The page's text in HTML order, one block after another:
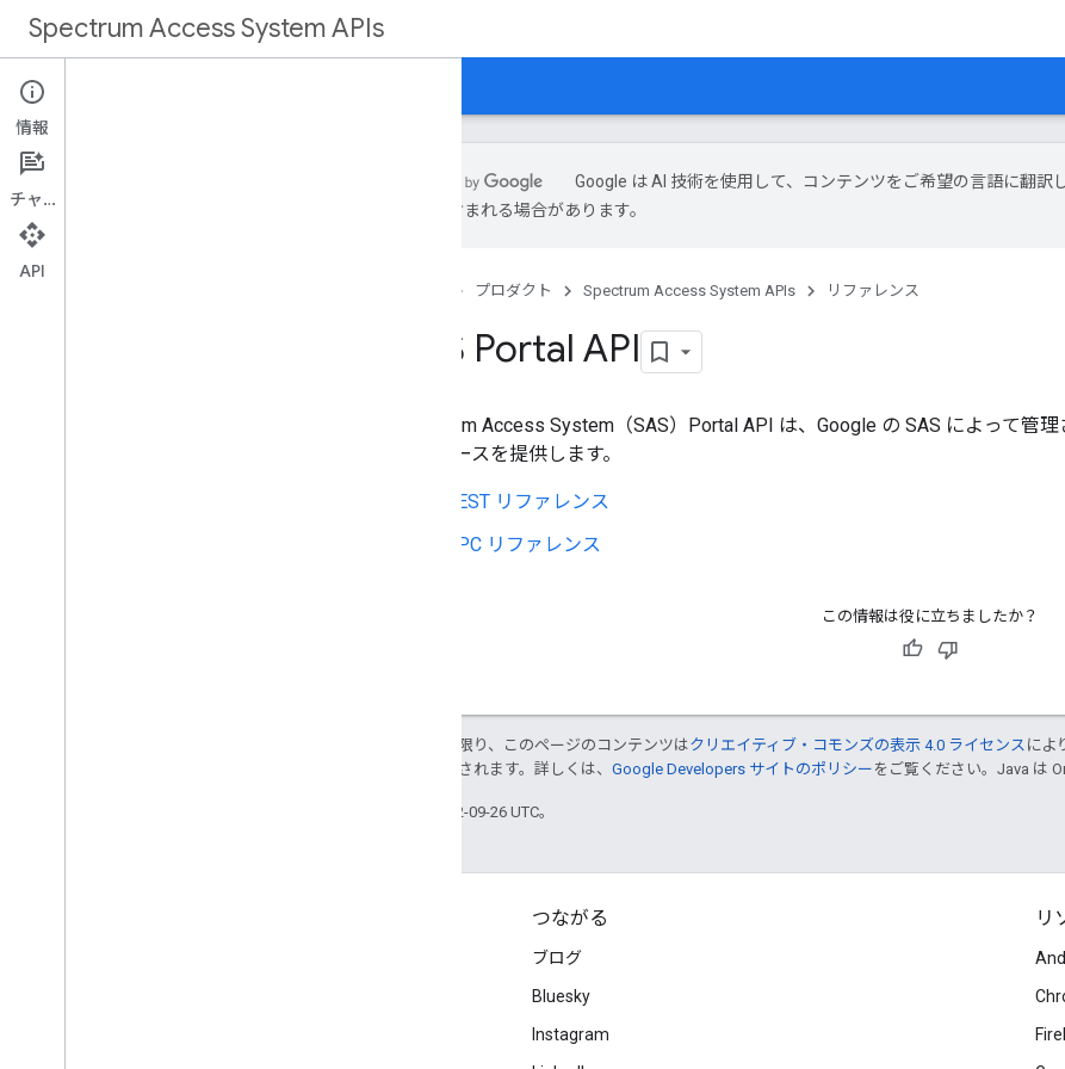
Spectrum Access System APIs
概要
Google は AI 技術を使用して、コンテンツをご希望の言語に翻訳
誤りが含まれる場合があります。
プロダクト Spectrum Access System APIs リファレンス
SAS Portal API
Spectrum Access System（SAS）Portal API は、Google の SAS によって管
ーフェースを提供します。
REST リファレンス
RPC リファレンス
この情報は役に立ちましたか？
特に記載のない限り、このページのコンテンツはクリエイティブ・コモンズの表示 4.0 ライセンス によ
により使用許諾されます。詳しくは、 Google Developers サイトのポリシー をご覧ください。Java は
最終更新日 2022-09-26 UTC。
つながる
ブログ
Bluesky
Instagram
リ
情報
チャット
API